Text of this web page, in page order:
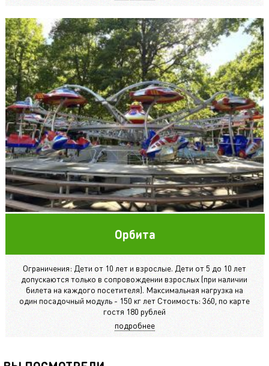
Орбита
Ограничения: Дети от 10 лет и взрослые. Дети от 5 до 10 лет
допускаются только в сопровождении взрослых (при наличии
билета на каждого посетителя). Максимальная нагрузка на
один посадочный модуль - 150 кг лет Стоимость: 360, по карте
гостя 180 рублей
подробнее